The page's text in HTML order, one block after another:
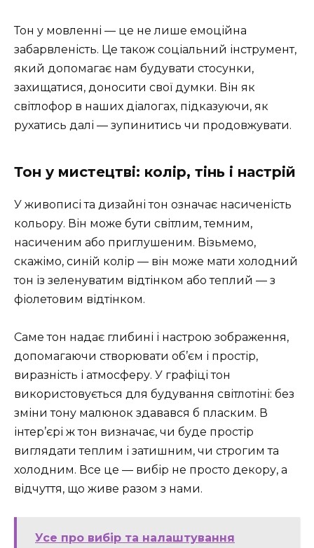
Тон у мовленні — це не лише емоційна
забарвленість. Це також соціальний інструмент,
який допомагає нам будувати стосунки,
захищатися, доносити свої думки. Він як
світлофор в наших діалогах, підказуючи, як
рухатись далі — зупинитись чи продовжувати.
Тон у мистецтві: колір, тінь і настрій
У живописі та дизайні тон означає насиченість
кольору. Він може бути світлим, темним,
насиченим або приглушеним. Візьмемо,
скажімо, синій колір — він може мати холодний
тон із зеленуватим відтінком або теплий — з
фіолетовим відтінком.
Саме тон надає глибині і настрою зображення,
допомагаючи створювати об’єм і простір,
виразність і атмосферу. У графіці тон
використовується для будування світлотіні: без
зміни тону малюнок здавався б пласким. В
інтер’єрі ж тон визначає, чи буде простір
виглядати теплим і затишним, чи строгим та
холодним. Все це — вибір не просто декору, а
відчуття, що живе разом з нами.
Усе про вибір та налаштування